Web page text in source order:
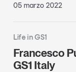
05 marzo 2022
Life in GS1
Francesco
GS1 Italy